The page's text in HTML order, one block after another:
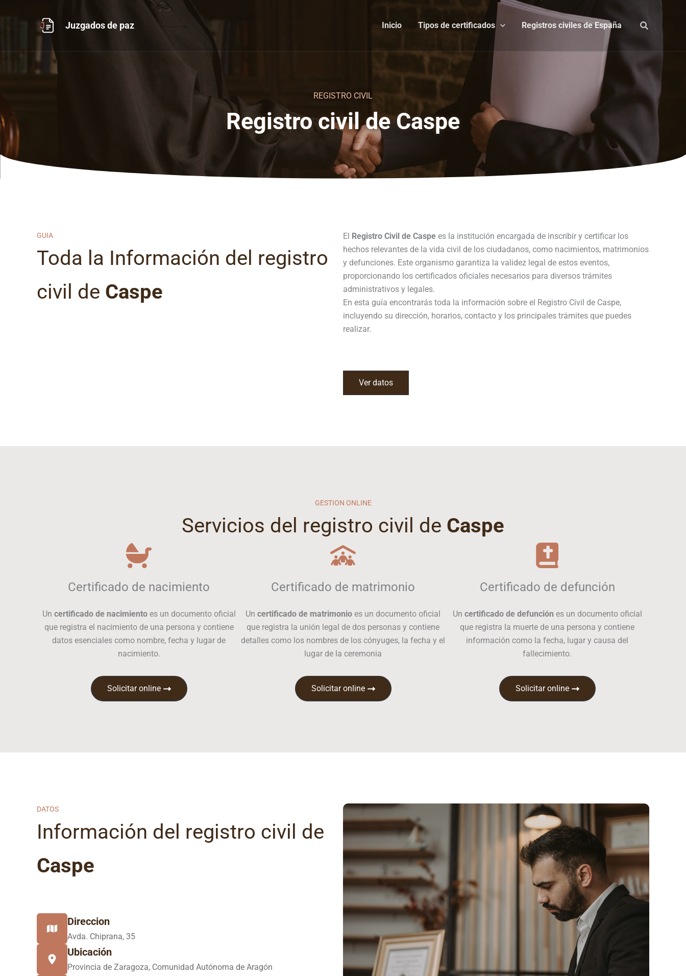
Juzgados de paz Inicio Tipos de certificados Registros civiles de España
REGISTRO CIVIL
Registro civil de Caspe
GUIA
Toda la Información del registro
civil de Caspe
El Registro Civil de Caspe es la institución encargada de inscribir y certificar los
hechos relevantes de la vida civil de los ciudadanos, como nacimientos, matrimonios
y defunciones. Este organismo garantiza la validez legal de estos eventos,
proporcionando los certificados oficiales necesarios para diversos trámites
administrativos y legales.
En esta guía encontrarás toda la información sobre el Registro Civil de Caspe,
incluyendo su dirección, horarios, contacto y los principales trámites que puedes
realizar.
Ver datos
GESTION ONLINE
Servicios del registro civil de Caspe
Certificado de nacimiento
Un certificado de nacimientoes un documento oficial
que registra el nacimiento de una persona y contiene
datos esenciales como nombre, fecha y lugar de
nacimiento.
Solicitar online
Certificado de matrimonio
Un certificado de matrimonio es un documento oficial
que registra la unión legal de dos personas y contiene
detalles como los nombres de los cónyuges, la fecha y el
lugar de la ceremonia
Solicitar online
Certificado de defunción
Un certificado de defunción es un documento oficial
que registra la muerte de una persona y contiene
información como la fecha, lugar y causa del
fallecimiento.
Solicitar online
DATOS
Información del registro civil de
Caspe
Direccion
Avda. Chiprana, 35
Ubicación
Provincia de Zaragoza, Comunidad Autónoma de Aragón